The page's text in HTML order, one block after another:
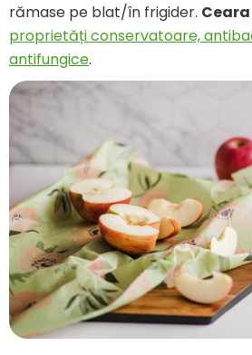
rămase pe blat/în frigider.
proprietăți conservatoare,
antifungice.